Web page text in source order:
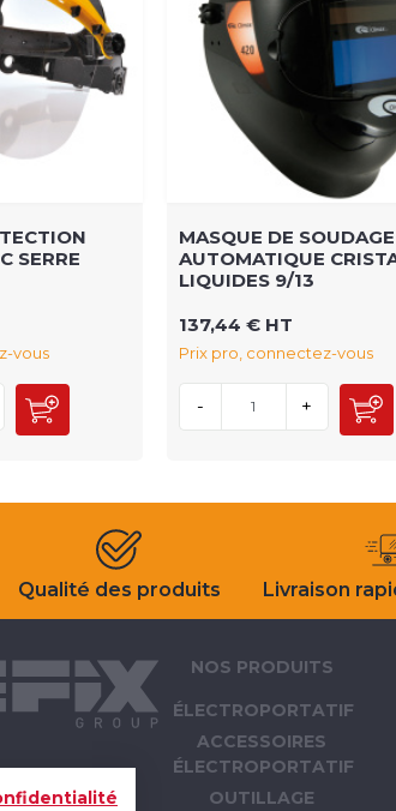
SERRE
vous
MASQUE DE SOUDAGE
AUTOMATIQUE
LIQUIDES 9/13
137,44 € HT
Prix pro, connectez-vous
- +
Qualité des produits Livraison
NOS PRODUITS
ÉLECTROPORTATIF
ACCESSOIRES
ÉLECTROPORTATIF
OUTILLAGE